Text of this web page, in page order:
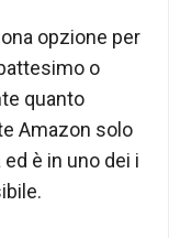
opzione per
o
quanto
Amazon solo
è in uno dei i